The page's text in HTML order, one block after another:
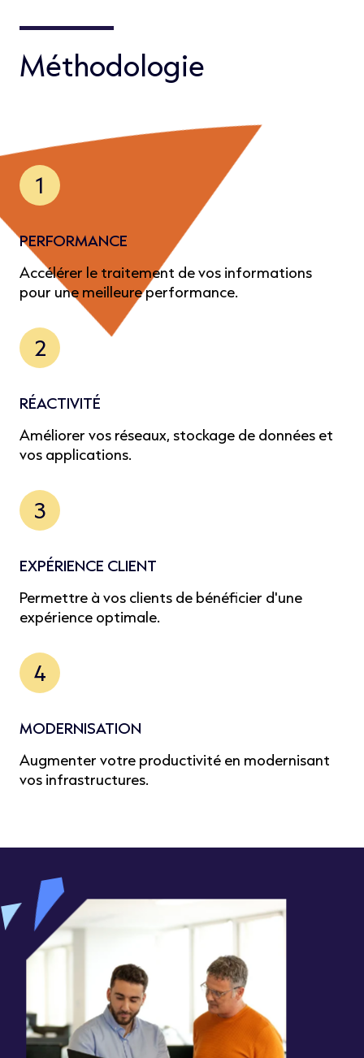
Méthodologie
1
PERFORMANCE
Accélérer le traitement de vos informations
pour une meilleure performance.
2
RÉACTIVITÉ
Améliorer vos réseaux, stockage de données et
vos applications.
3
EXPÉRIENCE CLIENT
Permettre à vos clients de bénéficier d'une
expérience optimale.
4
MODERNISATION
Augmenter votre productivité en modernisant
vos infrastructures.